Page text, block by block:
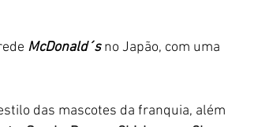
McDonald´s no Japão, com uma
das mascotes da franquia, além